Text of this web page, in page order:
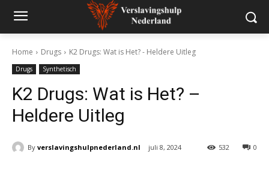
Home Drugs K2 Drugs: Wat is Het? - Heldere Uitleg
Drugs Synthetisch
K2 Drugs: Wat is Het? –
Heldere Uitleg
By verslavingshulpnederland.nl juli 8, 2024 0
532